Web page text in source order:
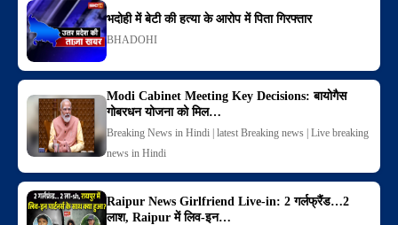
भदोही में बेटी की हत्या के आरोप में पिता गिरफ्तार
BHADOHI
Modi Cabinet Meeting Key Decisions: बायोगैस
गोबरधन योजना को मिल…
Breaking News in Hindi | latest Breaking news | Live breaking
news in Hindi
Raipur News Girlfriend Live-in: 2 गर्लफ्रैंड…2
लाश, Raipur में लिव-इन…